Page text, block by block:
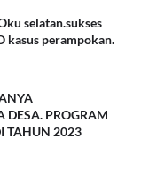
selatan.sukses
kasus perampokan.
DESA. PROGRAM
TAHUN 2023